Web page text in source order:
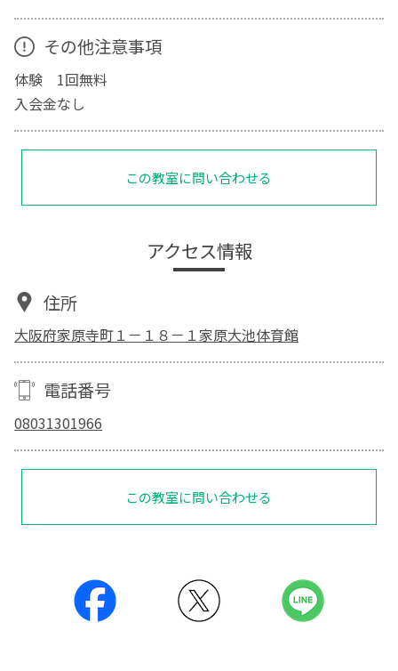
その他注意事項
体験 1回無料
入会金なし
この教室に問い合わせる
アクセス情報
住所
大阪府家原寺町１－１８－１家原大池体育館
電話番号
08031301966
この教室に問い合わせる